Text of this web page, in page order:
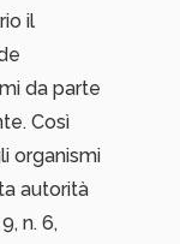
il
da parte
Così
organismi
autorità
n. 6,